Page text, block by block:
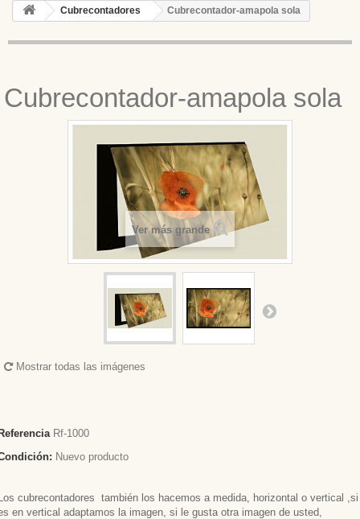
Cubrecontadores Cubrecontador-amapola sola
Cubrecontador-amapola sola
Ver más grande
Mostrar todas las imágenes
Rf-1000
Nuevo producto
cubrecontadores también los hacemos a medida, horizontal o vertical ,si
en vertical adaptamos la imagen, si le gusta otra imagen de usted,